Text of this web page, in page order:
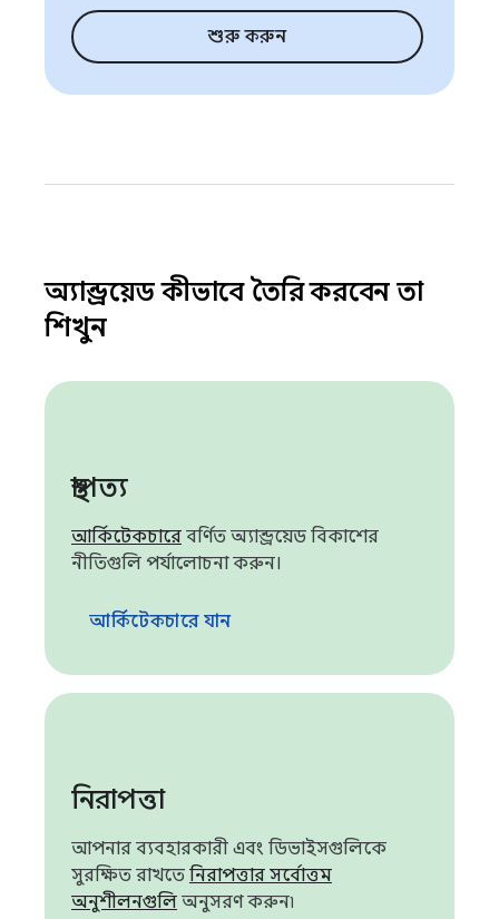
শুরু করুন
অ্যান্ড্রয়েড কীভাবে তৈরি করবেন তা
শিখুন
স্থাপত্য
আর্কিটেকচারে বর্ণিত অ্যান্ড্রয়েড বিকাশের
নীতিগুলি পর্যালোচনা করুন।
আর্কিটেকচারে যান
নিরাপত্তা
আপনার ব্যবহারকারী এবং ডিভাইসগুলিকে
সুরক্ষিত রাখতে নিরাপত্তার সর্বোত্তম
অনুশীলনগুলি অনুসরণ করুন৷